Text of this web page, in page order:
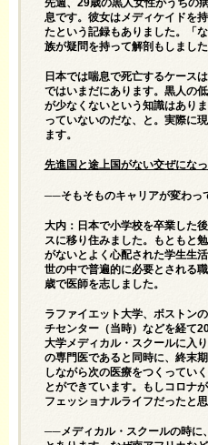
先週、29歳の黒人女性がうちの
息です。彼女はメディケイドを
たという記録もありました。「
族が疑問を持って解剖もしまし
日本では喘息で死亡するケース
ではいまだにあります。黒人の
が少なくないという知識はあり
っていないのだな、と。実際に
ます。
先進国と途上国がない交ぜにな
──そもそものキャリアが変わっ
大内：日本で小学校を卒業した
スに移り住みました。もともと
がないとよく心配された学生生
世の中で普遍的に必要とされる
歳で医師を志しました。
ラファイエット大学、ボストン
チセンター（当時）などを経て
大学メディカル・スクールに入
の専門医であると同時に、終末
しながら次の医療をつくってい
とができています。もしコロナ
フェッショナルライフだったと思
──メディカル・スクールの時に